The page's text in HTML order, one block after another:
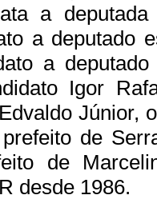
a
a deputado
a
Igor
Júnior,
de
de
desde 1986.